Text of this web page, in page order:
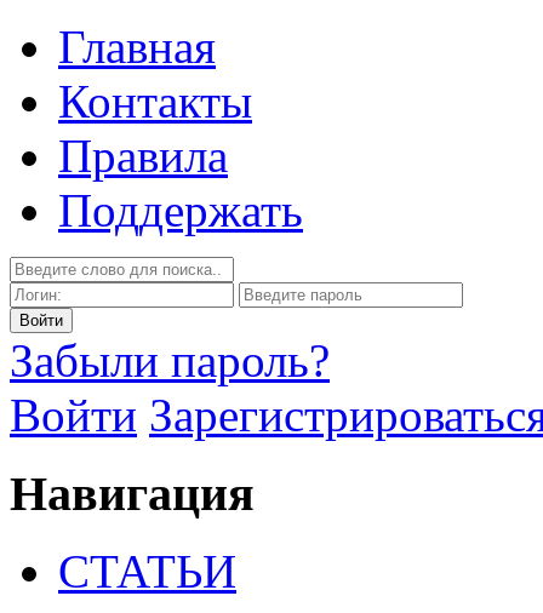
Главная
Контакты
Правила
Поддержать
Забыли пароль?
Войти
Навигация
СТАТЬИ